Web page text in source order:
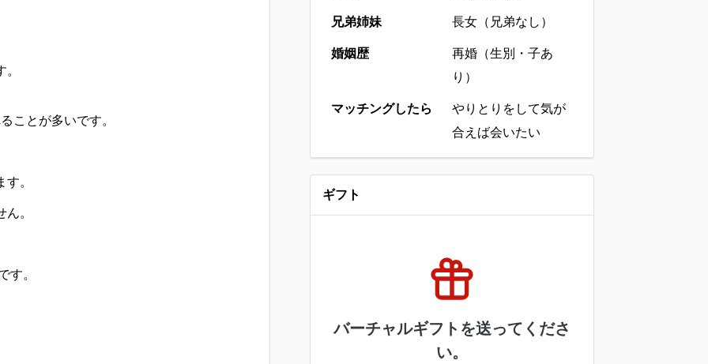
ことが多いです。
。
。
す。
兄弟姉妹
長女（兄弟なし）
婚姻歴
再婚（生別・子あ
り）
マッチングしたら
やりとりをして気が
合えば会いたい
ギフト
バーチャルギフトを送ってくださ
い。